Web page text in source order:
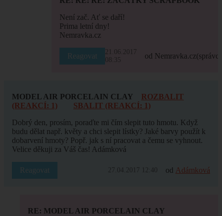
Není zač. Ať se daří!
Prima letní dny!
Nemravka.cz
Reagovat
21.06.2017
08:35
od Nemravka.cz
MODEL AIR PORCELAIN CLAY
ROZBALIT
(REAKCÍ: 1)
SBALIT (REAKCÍ: 1)
Dobrý den, prosím, poraďte mi čím slepit tuto hmotu. Když
budu dělat např. květy a chci slepit lístky? Jaké barvy použít k
dobarvení hmoty? Popř. jak s ní pracovat a čemu se vyhnout.
Velice děkuji za Váš čas! Adámková
Reagovat 27.04.2017 12:40 od Adámková
RE: MODEL AIR PORCELAIN CLAY